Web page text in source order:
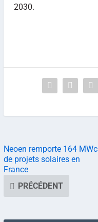
2030.
Neoen remporte 164 MWc
de projets solaires en
France
PRÉCÉDENT